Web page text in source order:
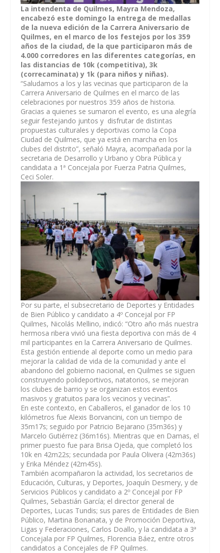
La intendenta de Quilmes, Mayra Mendoza,
encabezó este domingo la entrega de medallas
de la nueva edición de la Carrera Aniversario de
Quilmes, en el marco de los festejos por los 359
años de la ciudad, de la que participaron más de
4.000 corredores en las diferentes categorías, en
las distancias de 10k (competitiva), 3k
(correcaminata) y 1k (para niños y niñas).
“Saludamos a los y las vecinas que participaron de la
Carrera Aniversario de Quilmes en el marco de las
celebraciones por nuestros 359 años de historia.
Gracias a quienes se sumaron el evento, es una alegría
seguir festejando juntos y disfrutar de distintas
propuestas culturales y deportivas como la Copa
Ciudad de Quilmes, que ya está en marcha en los
clubes del distrito”, señaló Mayra, acompañada por la
secretaria de Desarrollo y Urbano y Obra Pública y
candidata a 1ª Concejala por Fuerza Patria Quilmes,
Ceci Soler.
Por su parte, el subsecretario de Deportes y Entidades
de Bien Público y candidato a 4º Concejal por FP
Quilmes, Nicolás Mellino, indicó: “Otro año más nuestra
hermosa ribera vivió una fiesta deportiva con más de 4
mil participantes en la Carrera Aniversario de Quilmes.
Esta gestión entiende al deporte como un medio para
mejorar la calidad de vida de la comunidad y ante el
abandono del gobierno nacional, en Quilmes se siguen
construyendo polideportivos, natatorios, se mejoran
los clubes de barrio y se organizan estos eventos
masivos y gratuitos para los vecinos y vecinas”.
En este contexto, en Caballeros, el ganador de los 10
kilómetros fue Alexis Borvancini, con un tiempo de
35m17s; seguido por Patricio Bejarano (35m36s) y
Marcelo Gutiérrez (36m16s). Mientras que en Damas, el
primer puesto fue para Brisa Ojeda, que completó los
10k en 42m22s; secundada por Paula Olivera (42m36s)
y Erika Méndez (42m45s).
También acompañaron la actividad, los secretarios de
Educación, Culturas, y Deportes, Joaquín Desmery, y de
Servicios Públicos y candidato a 2º Concejal por FP
Quilmes, Sebastián García; el director general de
Deportes, Lucas Tundis; sus pares de Entidades de Bien
Público, Martina Bonanata, y de Promoción Deportiva,
Ligas y Federaciones, Carlos Doallo, y la candidata a 3ª
Concejala por FP Quilmes, Florencia Báez, entre otros
candidatos a Concejales de FP Quilmes.